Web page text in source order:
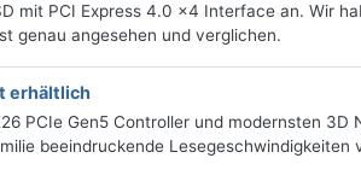
mit PCI Express 4.0 x4 Interface an. Wir
genau angesehen und verglichen.
erhältlich
PCIe Gen5 Controller und modernsten 3D
beeindruckende Lesegeschwindigkeiten